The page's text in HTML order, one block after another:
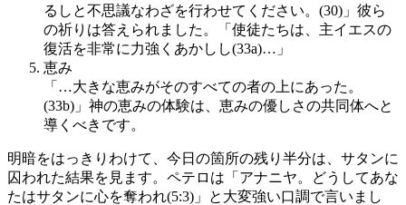
るしと不思議なわざを行わせてください。(30)」彼ら
の祈りは答えられました。「使徒たちは、主イエスの
復活を非常に力強くあかしし(33a)…」
恵み
「…大きな恵みがそのすべての者の上にあった。
(33b)」神の恵みの体験は、恵みの優しさの共同体へと
導くべきです。
明暗をはっきりわけて、今日の箇所の残り半分は、サタンに
囚われた結果を見ます。ペテロは「アナニヤ。どうしてあな
たはサタンに心を奪われ(5:3)」と大変強い口調で言いまし